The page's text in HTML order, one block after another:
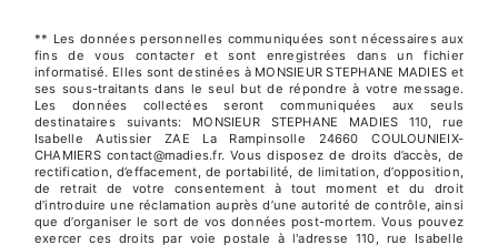
** Les données personnelles communiquées sont nécessaires aux
fins de vous contacter et sont enregistrées dans un fichier
informatisé. Elles sont destinées à MONSIEUR STEPHANE MADIES et
ses sous-traitants dans le seul but de répondre à votre message.
Les données collectées seront communiquées aux seuls
destinataires suivants: MONSIEUR STEPHANE MADIES 110, rue
Isabelle Autissier ZAE La Rampinsolle 24660 COULOUNIEIX-
CHAMIERS contact@madies.fr. Vous disposez de droits d’accès, de
rectification, d’effacement, de portabilité, de limitation, d’opposition,
de retrait de votre consentement à tout moment et du droit
d’introduire une réclamation auprès d’une autorité de contrôle, ainsi
que d’organiser le sort de vos données post-mortem. Vous pouvez
exercer ces droits par voie postale à l'adresse 110, rue Isabelle